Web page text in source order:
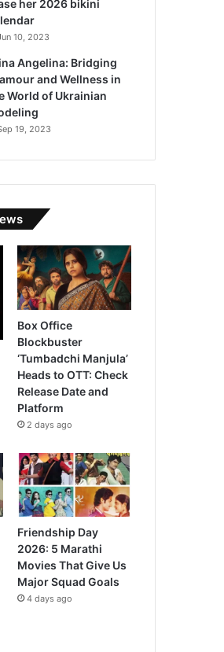
her 2026 bikini
10, 2023
Angelina: Bridging
and Wellness in
World of Ukrainian
19, 2023
Box Office
Blockbuster
‘Tumbadchi Manjula’
Heads to OTT: Check
Release Date and
Platform
2 days ago
Friendship Day
2026: 5 Marathi
Movies That Give Us
Major Squad Goals
4 days ago